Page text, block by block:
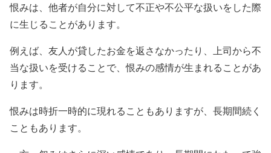
恨みは、他者が自分に対して不正や不公平な扱いをした際
に生じることがあります。
例えば、友人が貸したお金を返さなかったり、上司から不
当な扱いを受けることで、恨みの感情が生まれることがあ
ります。
恨みは時折一時的に現れることもありますが、長期間続く
こともあります。